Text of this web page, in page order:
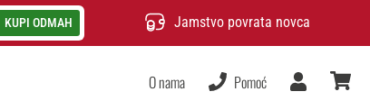
KUPI ODMAH Jamstvo povrata novca
O nama Pomoć
Korisnik